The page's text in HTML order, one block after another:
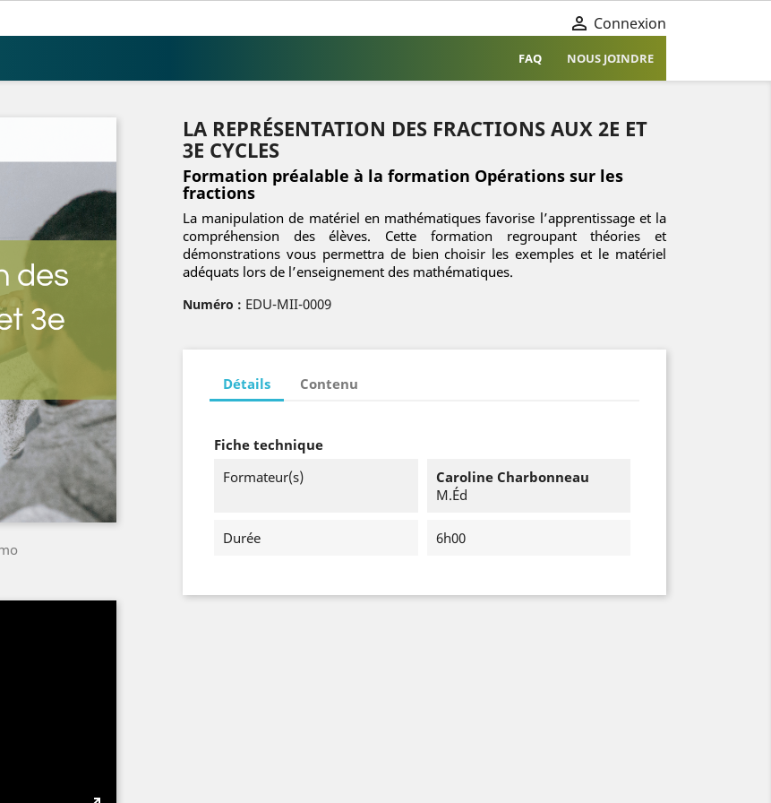
 Connexion
NOUS JOINDRE
FAQ
LA REPRÉSENTATION DES FRACTIONS AUX 2E ET
3E CYCLES
Formation préalable à la formation Opérations sur les
fractions
La manipulation de matériel en mathématiques favorise l’apprentissage et la
compréhension des élèves. Cette formation regroupant théories et
démonstrations vous permettra de bien choisir les exemples et le matériel
adéquats lors de l’enseignement des mathématiques.
Numéro : EDU-MII-0009
Détails Contenu
Fiche technique
Formateur(s)
Caroline Charbonneau
M.Éd
Durée 6h00